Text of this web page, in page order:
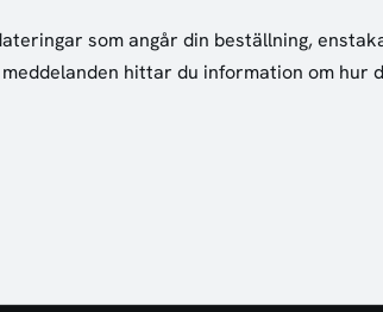
som angår din beställning,
hittar du information om hur